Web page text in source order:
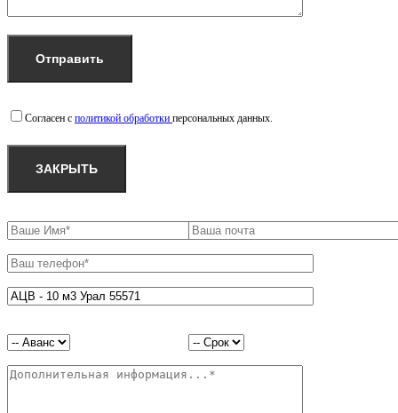
Согласен с политикой обработки персональных данных.
ЗАКРЫТЬ